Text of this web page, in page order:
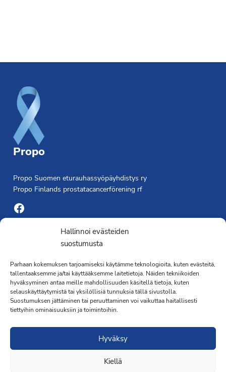
Hallinnoi evästeiden
suostumusta
Parhaan kokemuksen tarjoamiseksi käytämme teknologioita, kuten evästeitä,
tallentaaksemme ja/tai käyttääksemme laitetietoja. Näiden tekniikoiden
hyväksyminen antaa meille mahdollisuuden käsitellä tietoja, kuten
selauskäyttäytymistä tai yksilöllisiä tunnuksia tällä sivustolla.
Suostumuksen jättäminen tai peruuttaminen voi vaikuttaa haitallisesti
tiettyihin ominaisuuksiin ja toimintoihin.
Hyväksy
Kiellä
Propo
Propo Suomen eturauhassyöpäyhdistys ry
Propo Finlands prostatacancerförening rf
Facebook
Yhdistyksen toimisto
Laivapojankatu 3 C, 00180 Helsinki
toimisto@propo.fi
Saavutettavuusseloste »
Toiminnanjohtaja